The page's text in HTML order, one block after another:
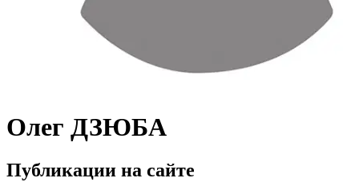
Олег ДЗЮБА
Публикации на сайте